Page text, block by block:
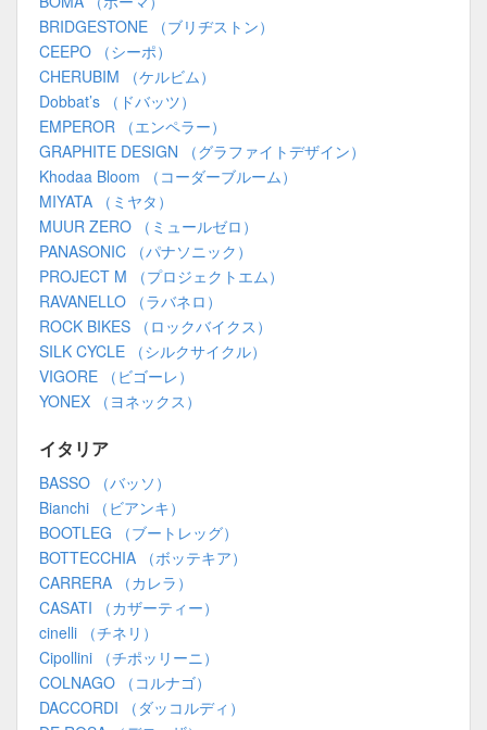
BRIDGESTONE （ブリヂストン）
CEEPO （シーポ）
CHERUBIM （ケルビム）
Dobbat’s （ドバッツ）
EMPEROR （エンペラー）
GRAPHITE DESIGN （グラファイトデザイン）
Khodaa Bloom （コーダーブルーム）
MIYATA （ミヤタ）
MUUR ZERO （ミュールゼロ）
PANASONIC （パナソニック）
PROJECT M （プロジェクトエム）
RAVANELLO （ラバネロ）
ROCK BIKES （ロックバイクス）
SILK CYCLE （シルクサイクル）
VIGORE （ビゴーレ）
YONEX （ヨネックス）
イタリア
BASSO （バッソ）
Bianchi （ビアンキ）
BOOTLEG （ブートレッグ）
BOTTECCHIA （ボッテキア）
CARRERA （カレラ）
CASATI （カザーティー）
cinelli （チネリ）
Cipollini （チポッリーニ）
COLNAGO （コルナゴ）
DACCORDI （ダッコルディ）